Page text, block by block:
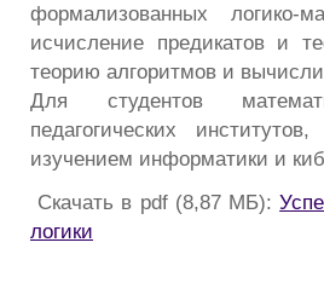
формализованных логико-
исчисление предикатов и
теорию алгоритмов и
Для студентов
педагогических
изучением информатики и
Скачать в pdf (8,87 МБ):
логики